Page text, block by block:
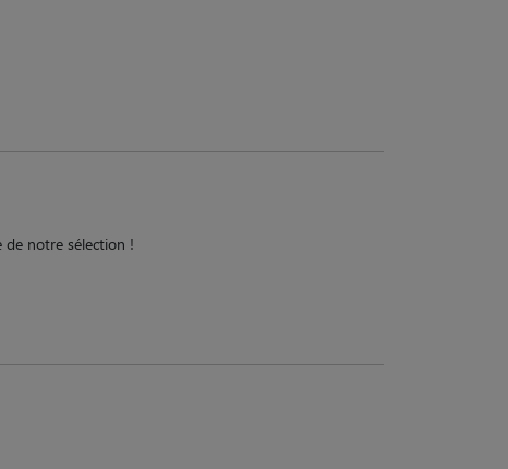
notre sélection !